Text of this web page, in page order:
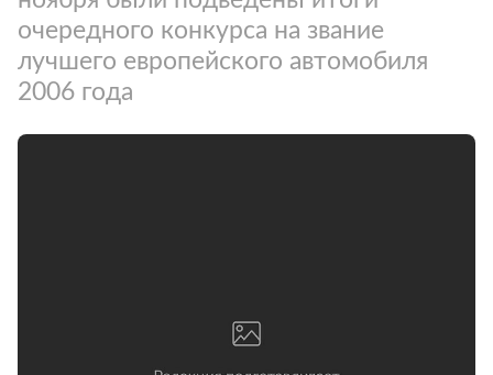
очередного конкурса на звание
лучшего европейского автомобиля
2006 года